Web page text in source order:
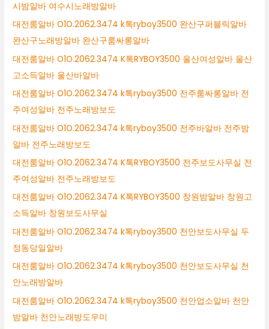
시밤알바 여수시노래방알바
대전룸알바 O1O.2062.3474 k톡ryboy3500 완산구퍼블릭알바
완산구노래방알바 완산구룸싸롱알바
대전룸알바 O1O.2062.3474 K톡RYBOY3500 울산여성알바 울산
고소득알바 울산바알바
대전룸알바 O1O.2062.3474 k톡ryboy3500 전주룸싸롱알바 전
주여성알바 전주노래방보도
대전룸알바 O1O.2062.3474 k톡ryboy3500 전주바알바 전주밤
알바 전주노래방보도
대전룸알바 O1O.2062.3474 K톡RYBOY3500 전주보도사무실 전
주여성알바 전주노래방보도
대전룸알바 O1O.2062.3474 K톡RYBOY3500 창원밤알바 창원고
소득알바 창원보도사무실
대전룸알바 O1O.2062.3474 k톡ryboy3500 천안보도사무실 두
정동당일알바
대전룸알바 O1O.2062.3474 k톡ryboy3500 천안보도사무실 천
안노래방알바
대전룸알바 O1O.2062.3474 k톡ryboy3500 천안업소알바 천안
밤알바 천안노래방도우미